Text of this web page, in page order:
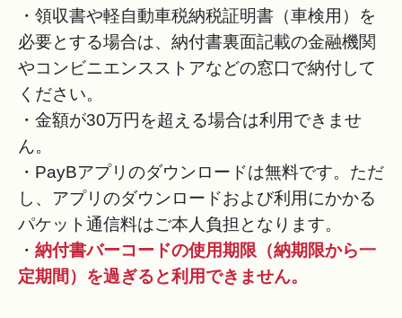
・領収書や軽自動車税納税証明書（車検用）を
必要とする場合は、納付書裏面記載の金融機関
やコンビニエンスストアなどの窓口で納付して
ください。
・金額が30万円を超える場合は利用できませ
ん。
・PayBアプリのダウンロードは無料です。ただ
し、アプリのダウンロードおよび利用にかかる
パケット通信料はご本人負担となります。
・ 納付書バーコードの使用期限（納期限から一
定期間）を過ぎると利用できません。